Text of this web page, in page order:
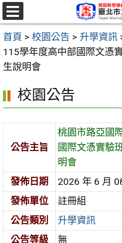
跳
至
主
要
內
選
單
首頁 > 校園公告 > 升學資訊
115學年度高中部國際文憑
生說明會
校園公告
公告主旨
桃園市路亞國
國際文憑實驗
明會
發佈日期
2026 年 6 月
發佈單位
註冊組
公告類別
升學資訊
公告等級
無